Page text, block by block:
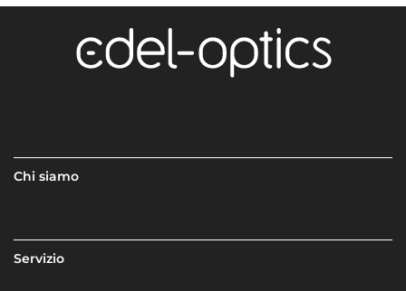
Chi siamo
Servizio